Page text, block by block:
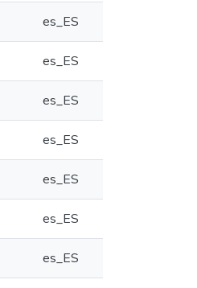
es_ES
es_ES
es_ES
es_ES
es_ES
es_ES
es_ES